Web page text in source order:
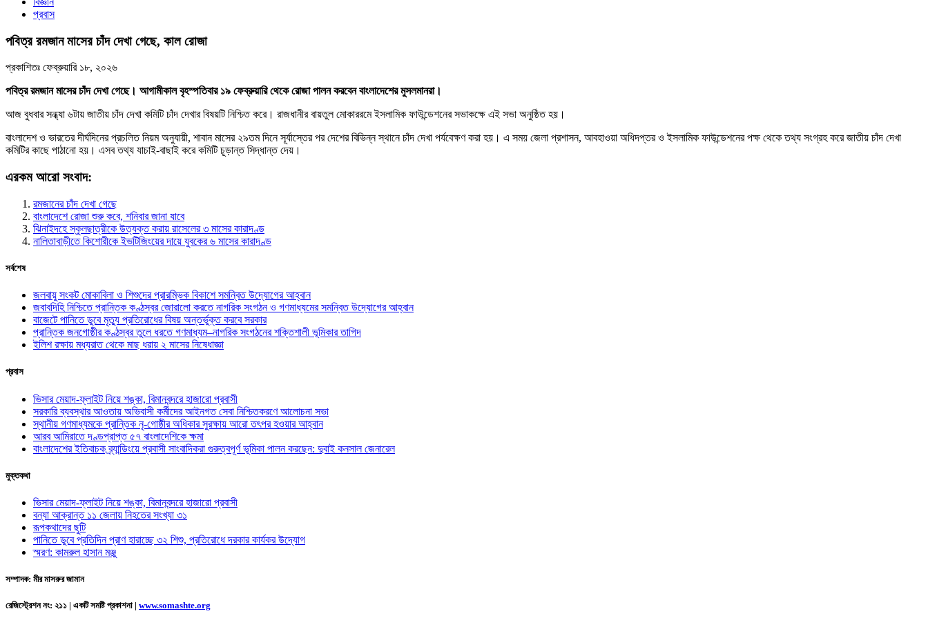
প্রবাস
পবিত্র রমজান মাসের চাঁদ দেখা গেছে, কাল রোজা
প্রকাশিতঃ ফেব্রুয়ারি ১৮, ২০২৬
পবিত্র রমজান মাসের চাঁদ দেখা গেছে। আগামীকাল বৃহস্পতিবার ১৯ ফেব্রুয়ারি থেকে রোজা পালন করবেন বাংলাদেশের মুসলমানরা।
আজ বুধবার সন্ধ্যা ৬টায় জাতীয় চাঁদ দেখা কমিটি চাঁদ দেখার বিষয়টি নিশ্চিত করে। রাজধানীর বায়তুল মোকাররমে ইসলামিক ফাউন্ডেশনের সভাকক্ষে এই সভা অনুষ্ঠিত হয়।
বাংলাদেশ ও ভারতের দীর্ঘদিনের প্রচলিত নিয়ম অনুযায়ী, শাবান মাসের ২৯তম দিনে সূর্যাস্তের পর দেশের বিভিন্ন স্থানে চাঁদ দেখা পর্যবেক্ষণ করা হয়। এ সময় জেলা প্রশাসন, আবহাওয়া অধিদপ্তর ও ইসলামিক ফাউন্ডেশনের পক্ষ থেকে তথ্য সংগ্রহ করে জাতীয় চাঁদ দেখা
কমিটির কাছে পাঠানো হয়। এসব তথ্য যাচাই-বাছাই করে কমিটি চূড়ান্ত সিদ্ধান্ত দেয়।
এরকম আরো সংবাদ:
রমজানের চাঁদ দেখা গেছে
বাংলাদেশে রোজা শুরু কবে, শনিবার জানা যাবে
ঝিনাইদহে স্কুলছাত্রীকে উত্যক্ত করায় রাসেলের ৩ মাসের কারাদণ্ড
নালিতাবাড়ীতে কিশোরীকে ইভটিজিংয়ের দায়ে যুবকের ৬ মাসের কারাদণ্ড
সর্বশেষ
জলবায়ু সংকট মোকাবিলা ও শিশুদের প্রারম্ভিক বিকাশে সমন্বিত উদ্যোগের আহ্বান
জবাবদিহি নিশ্চিতে প্রান্তিক কণ্ঠস্বর জোরালো করতে নাগরিক সংগঠন ও গণমাধ্যমের সমন্বিত উদ্যোগের আহ্বান
বাজেটে পানিতে ডুবে মৃত্যু প্রতিরোধের বিষয় অন্তর্ভুক্ত করবে সরকার
প্রান্তিক জনগোষ্ঠীর কণ্ঠস্বর তুলে ধরতে গণমাধ্যম–নাগরিক সংগঠনের শক্তিশালী ভূমিকার তাগিদ
ইলিশ রক্ষায় মধ্যরাত থেকে মাছ ধরায় ২ মাসের নিষেধাজ্ঞা
প্রবাস
ভিসার মেয়াদ-ফ্লাইট নিয়ে শঙ্কা, বিমানবন্দরে হাজারো প্রবাসী
সরকারি ব্যবস্থার আওতায় অভিবাসী কর্মীদের আইনগত সেবা নিশ্চিতকরণে আলোচনা সভা
স্থানীয় গণমাধ্যমকে প্রান্তিক নৃ-গোষ্ঠীর অধিকার সুরক্ষায় আরো তৎপর হওয়ার আহ্বান
আরব আমিরাতে দণ্ডপ্রাপ্ত ৫৭ বাংলাদেশিকে ক্ষমা
বাংলাদেশের ইতিবাচক ব্র্যান্ডিংয়ে প্রবাসী সাংবাদিকরা গুরুত্বপূর্ণ ভূমিকা পালন করছেন: দুবাই কনসাল জেনারেল
মুক্তকথা
ভিসার মেয়াদ-ফ্লাইট নিয়ে শঙ্কা, বিমানবন্দরে হাজারো প্রবাসী
বন্যা আক্রান্ত ১১ জেলায় নিহতের সংখ্যা ৩১
রূপকথাদের ছুটি
পানিতে ডুবে প্রতিদিন প্রাণ হারাচ্ছে ৩২ শিশু, প্রতিরোধে দরকার কার্যকর উদ্যোগ
স্মরণ: কামরুল হাসান মঞ্জু
সম্পাদক: মীর মাসরুর জামান
রেজিস্ট্রেশন নং: ২১১ | একটি সমষ্টি প্রকাশনা | www.somashte.org